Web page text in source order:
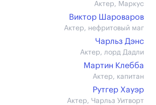
Актер, Маркус
Виктор Шароваров
Актер, нефритовый маг
Чарльз Дэнс
Актер, лорд Дадли
Мартин Клебба
Актер, капитан
Рутгер Хауэр
Актер, Чарльз Уитворт